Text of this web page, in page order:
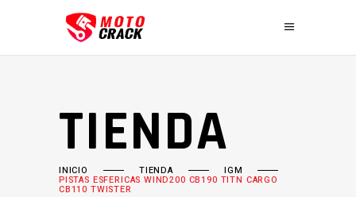
TIENDA
INICIO TIENDA IGM
PISTAS ESFERICAS WIND200 CB190 TITN CARGO
CB110 TWISTER